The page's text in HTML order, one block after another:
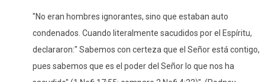
"No eran hombres ignorantes, sino que estaban auto
condenados. Cuando literalmente sacudidos por el Espíritu,
declararon:" Sabemos con certeza que el Señor está contigo,
pues sabemos que es el poder del Señor lo que nos ha